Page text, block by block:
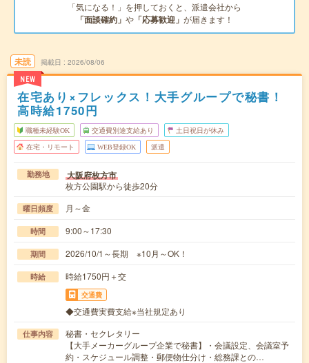
「気になる！」を押しておくと、派遣会社から
「面談確約」 や 「応募歓迎」 が届きます！
未読
NEW
掲載日 2026/08/06
在宅あり×フレックス！大手グループで秘書！
高時給1750円
職種未経験OK 交通費別途支給あり 土日祝日が休み
在宅・リモート WEB登録OK 派遣
勤務地 大阪府枚方市
枚方公園駅から徒歩20分
曜日頻度 月～金
時間 9:00～17:30
期間 2026/10/1～長期 ※10月～OK！
時給 時給1750円＋交
交通費
◆交通費実費支給※当社規定あり
仕事内容
秘書・セクレタリー
【大手メーカーグループ企業で秘書】・会議設定、会議室予
約・スケジュール調整・郵便物仕分け・総務課との…